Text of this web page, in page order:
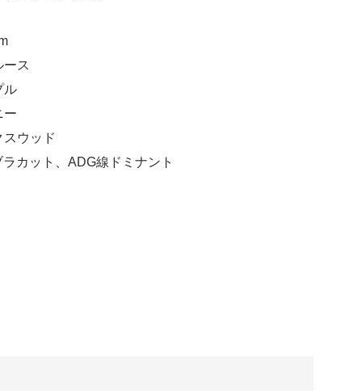
ース
ル
ー
スウッド
カット、ADG線ドミナント